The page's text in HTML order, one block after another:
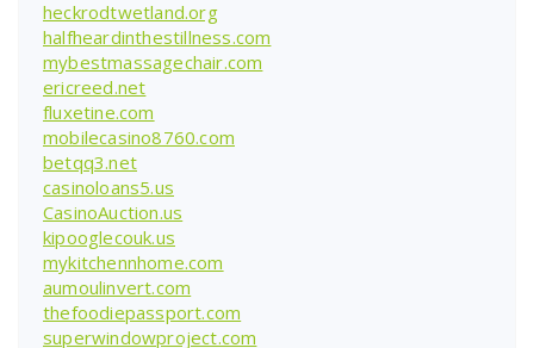
heckrodtwetland.org
halfheardinthestillness.com
mybestmassagechair.com
ericreed.net
fluxetine.com
mobilecasino8760.com
betqq3.net
casinoloans5.us
CasinoAuction.us
kipooglecouk.us
mykitchennhome.com
aumoulinvert.com
thefoodiepassport.com
superwindowproject.com